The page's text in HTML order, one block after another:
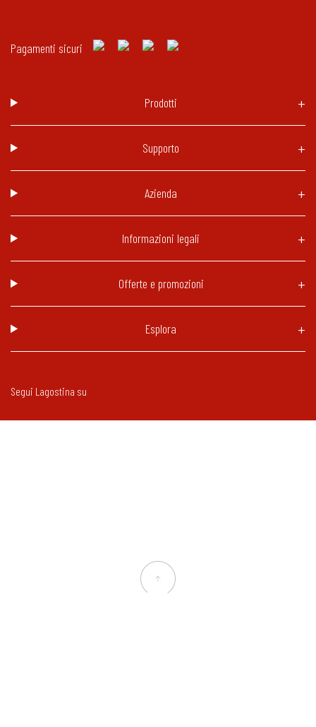
Pagamenti sicuri
Prodotti
Supporto
Azienda
Informazioni legali
Offerte e promozioni
Esplora
Segui Lagostina su